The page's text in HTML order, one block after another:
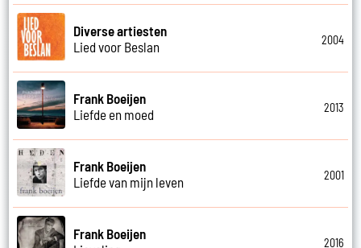
Diverse artiesten
Lied voor Beslan
2004
Frank Boeijen
Liefde en moed
2013
Frank Boeijen
Liefde van mijn leven
2001
Frank Boeijen
2016